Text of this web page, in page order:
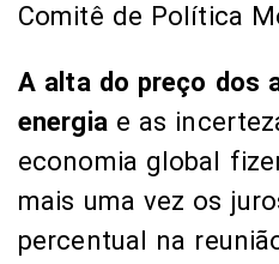
Comitê de Política
A alta do preço dos
energiae as
economia global
mais uma vez os
percentual na